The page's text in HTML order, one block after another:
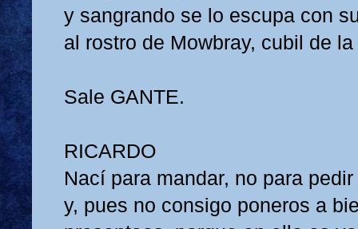
y sangrando se lo escupa con
al rostro de Mowbray, cubil de
Sale GANTE.
RICARDO
Nací para mandar, no para pedir
y, pues no consigo poneros a